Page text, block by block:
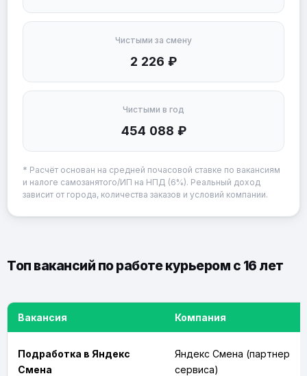
Чистыми за смену
2 226 ₽
Чистыми в год
454 088 ₽
* Расчёт основан на средней почасовой ставке по вакансиям
и налоге самозанятого/ИП на НПД (6%). Реальный доход
зависит от города, количества заказов и условий компании.
Топ вакансий по работе курьером с 16 лет
Вакансия Компания
Подработка в Яндекс
Смена
Яндекс Смена (партнер
сервиса)